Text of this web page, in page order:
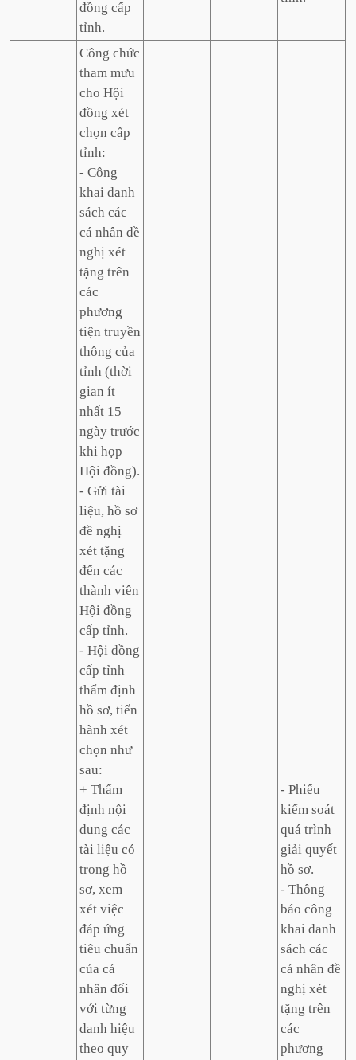
đồng cấp
tỉnh.
Công chức
tham mưu
cho Hội
đồng xét
chọn cấp
tỉnh:
- Công
khai danh
sách các
cá nhân đề
nghị xét
tặng trên
các
phương
tiện truyền
thông của
tỉnh (thời
gian ít
nhất 15
ngày trước
khi họp
Hội đồng).
- Gửi tài
liệu, hồ sơ
đề nghị
xét tặng
đến các
thành viên
Hội đồng
cấp tỉnh.
- Hội đồng
cấp tỉnh
thẩm định
hồ sơ, tiến
hành xét
chọn như
sau:
+ Thẩm
định nội
dung các
tài liệu có
trong hồ
sơ, xem
xét việc
đáp ứng
tiêu chuẩn
của cá
nhân đối
với từng
danh hiệu
theo quy
- Phiếu
kiểm soát
quá trình
giải quyết
hồ sơ.
- Thông
báo công
khai danh
sách các
cá nhân đề
nghị xét
tặng trên
các
phương